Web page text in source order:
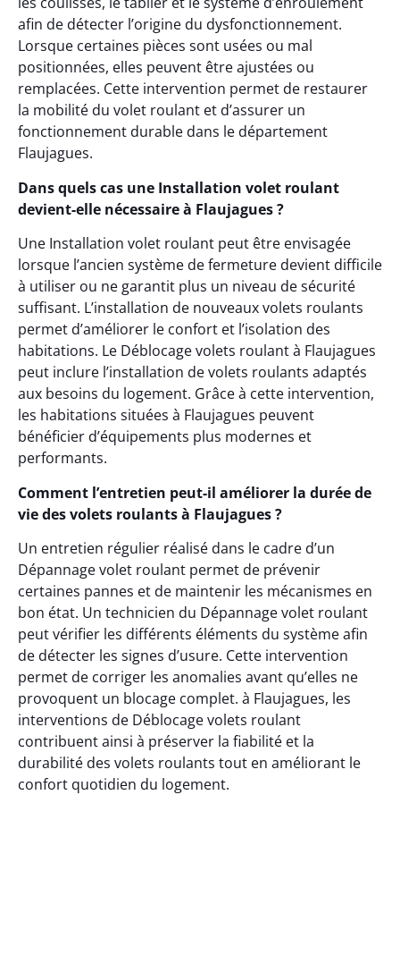
afin de détecter l’origine du dysfonctionnement.
Lorsque certaines pièces sont usées ou mal
positionnées, elles peuvent être ajustées ou
remplacées. Cette intervention permet de restaurer
la mobilité du volet roulant et d’assurer un
fonctionnement durable dans le département
Flaujagues.
Dans quels cas une Installation volet roulant
devient-elle nécessaire à Flaujagues ?
Une Installation volet roulant peut être envisagée
lorsque l’ancien système de fermeture devient difficile
à utiliser ou ne garantit plus un niveau de sécurité
suffisant. L’installation de nouveaux volets roulants
permet d’améliorer le confort et l’isolation des
habitations. Le Déblocage volets roulant à Flaujagues
peut inclure l’installation de volets roulants adaptés
aux besoins du logement. Grâce à cette intervention,
les habitations situées à Flaujagues peuvent
bénéficier d’équipements plus modernes et
performants.
Comment l’entretien peut-il améliorer la durée de
vie des volets roulants à Flaujagues ?
Un entretien régulier réalisé dans le cadre d’un
Dépannage volet roulant permet de prévenir
certaines pannes et de maintenir les mécanismes en
bon état. Un technicien du Dépannage volet roulant
peut vérifier les différents éléments du système afin
de détecter les signes d’usure. Cette intervention
permet de corriger les anomalies avant qu’elles ne
provoquent un blocage complet. à Flaujagues, les
interventions de Déblocage volets roulant
contribuent ainsi à préserver la fiabilité et la
durabilité des volets roulants tout en améliorant le
confort quotidien du logement.